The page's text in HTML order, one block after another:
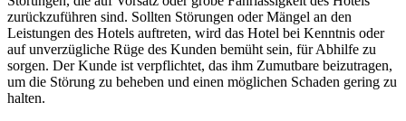
zurückzuführen sind. Sollten Störungen oder Mängel an den
Leistungen des Hotels auftreten, wird das Hotel bei Kenntnis oder
auf unverzügliche Rüge des Kunden bemüht sein, für Abhilfe zu
sorgen. Der Kunde ist verpflichtet, das ihm Zumutbare beizutragen,
um die Störung zu beheben und einen möglichen Schaden gering zu
halten.